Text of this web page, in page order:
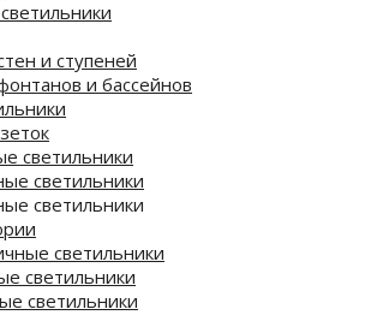
и ступеней
и бассейнов
светильники
светильники
светильники
светильники
светильники
светильники